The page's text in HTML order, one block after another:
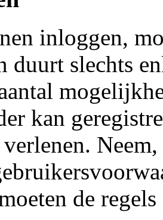
inloggen,
duurt slechts
kan
verlenen.
de